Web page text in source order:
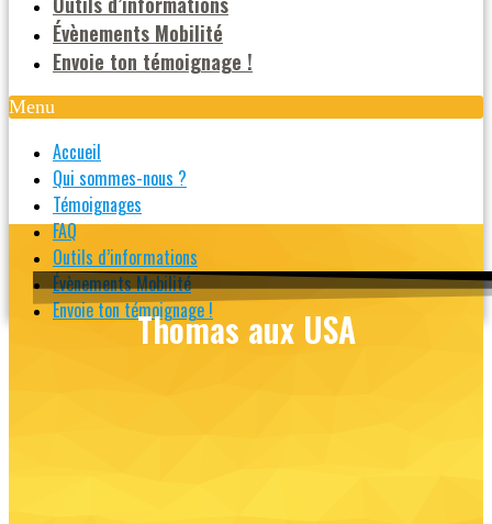
Évènements Mobilité
Envoie ton témoignage !
Menu
Accueil
Qui sommes-nous ?
Témoignages
FAQ
Outils d’informations
Évènements Mobilité
Envoie ton témoignage !Thomas aux USA